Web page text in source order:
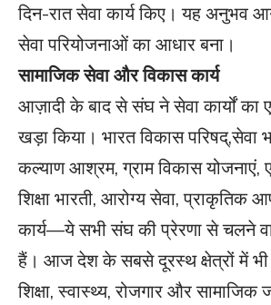
दिन-रात सेवा कार्य किए। यह
सेवा परियोजनाओं का आधार बना।
सामाजिक सेवा और विकास कार्य
आज़ादी के बाद से संघ ने सेवा कार्यों का
खड़ा किया। भारत विकास परिषद्,सेवा
कल्याण आश्रम, ग्राम विकास योजनाएं,
शिक्षा भारती, आरोग्य सेवा, प्राकृतिक
कार्य—ये सभी संघ की प्रेरणा से चलने
हैं। आज देश के सबसे दूरस्थ क्षेत्रों में
शिक्षा, स्वास्थ्य, रोजगार और